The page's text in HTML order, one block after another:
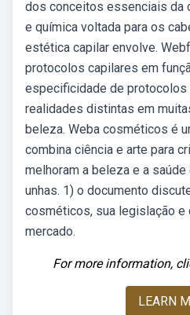
dos conceitos essenciais da
e química voltada para os
estética capilar envolve.
protocolos capilares em
especificidade de protocolos
realidades distintas em
beleza. Weba cosméticos é
combina ciência e arte para
melhoram a beleza e a
unhas. 1) o documento
cosméticos, sua legislação e
mercado.
For more information,
LEARN